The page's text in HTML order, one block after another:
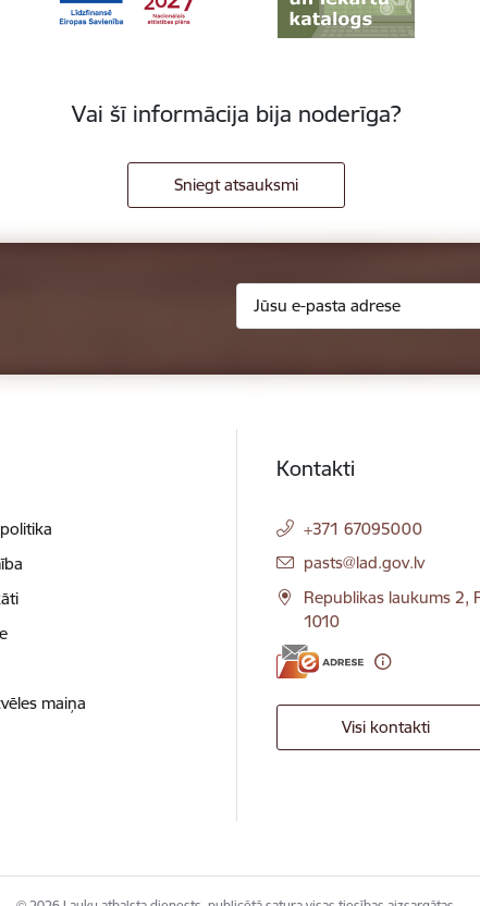
Vai šī informācija bija noderīga?
Sniegt atsauksmi
maiņa
Kontakti
+371 67095000
E-pasts:
pasts@lad.gov.lv
Republikas laukums 2,
1010
Visi kontakti